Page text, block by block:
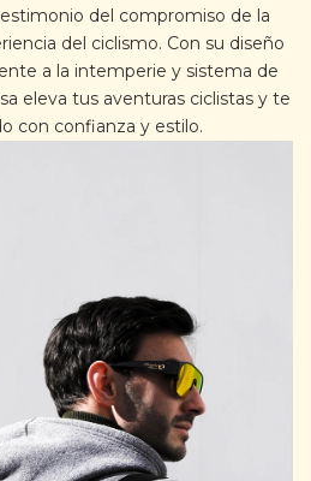
del compromiso de la
del ciclismo. Con su diseño
a la intemperie y sistema de
eleva tus aventuras ciclistas y te
con confianza y estilo.